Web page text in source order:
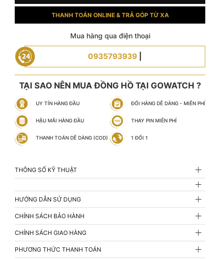
THANH TOÁN ONLINE & TRẢ GÓP TỪ XA
Mua hàng qua điện thoại
0935793939
TẠI SAO NÊN MUA ĐỒNG HỒ TẠI GOWATCH ?
UY TÍN HÀNG ĐẦU ĐỔI HÀNG DỄ DÀNG - MIỄN PHÍ
HẬU MÃI HÀNG ĐẦU THAY PIN MIỄN PHÍ
THANH TOÁN DỄ DÀNG (COD) 1 ĐỔI 1
THÔNG SỐ KỸ THUẬT
HƯỚNG DẪN SỬ DỤNG
CHÍNH SÁCH BẢO HÀNH
CHÍNH SÁCH GIAO HÀNG
PHƯƠNG THỨC THANH TOÁN